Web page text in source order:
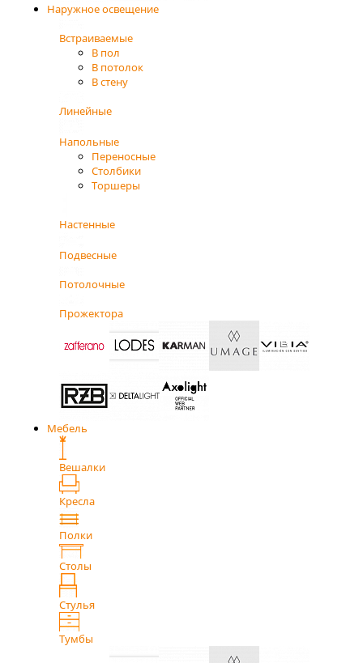
Наружное освещение
Встраиваемые
В пол
В потолок
В стену
Линейные
Напольные
Переносные
Столбики
Торшеры
Настенные
Подвесные
Потолочные
Прожектора
Мебель
Вешалки
Кресла
Полки
Столы
Стулья
Тумбы